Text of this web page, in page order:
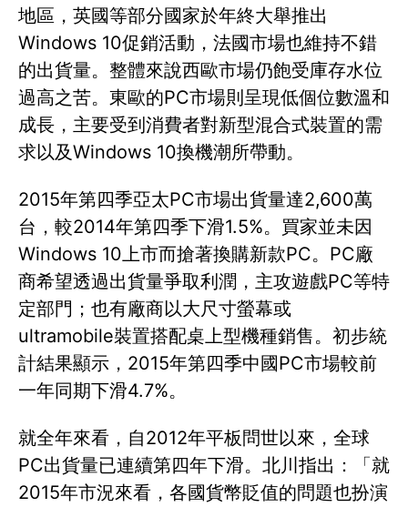
地區，英國等部分國家於年終大舉推出
Windows 10促銷活動，法國市場也維持不錯
的出貨量。整體來說西歐市場仍飽受庫存水位
過高之苦。東歐的PC市場則呈現低個位數溫和
成長，主要受到消費者對新型混合式裝置的需
求以及Windows 10換機潮所帶動。
2015年第四季亞太PC市場出貨量達2,600萬
台，較2014年第四季下滑1.5%。買家並未因
Windows 10上市而搶著換購新款PC。PC廠
商希望透過出貨量爭取利潤，主攻遊戲PC等特
定部門；也有廠商以大尺寸螢幕或
ultramobile裝置搭配桌上型機種銷售。初步統
計結果顯示，2015年第四季中國PC市場較前
一年同期下滑4.7%。
就全年來看，自2012年平板問世以來，全球
PC出貨量已連續第四年下滑。北川指出：「就
2015年市況來看，各國貨幣貶值的問題也扮演